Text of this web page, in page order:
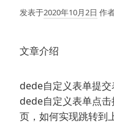
发表于2020年10月2日 作
文章介绍
dede自定义表单提
dede自定义表单点
页，如何实现跳转到